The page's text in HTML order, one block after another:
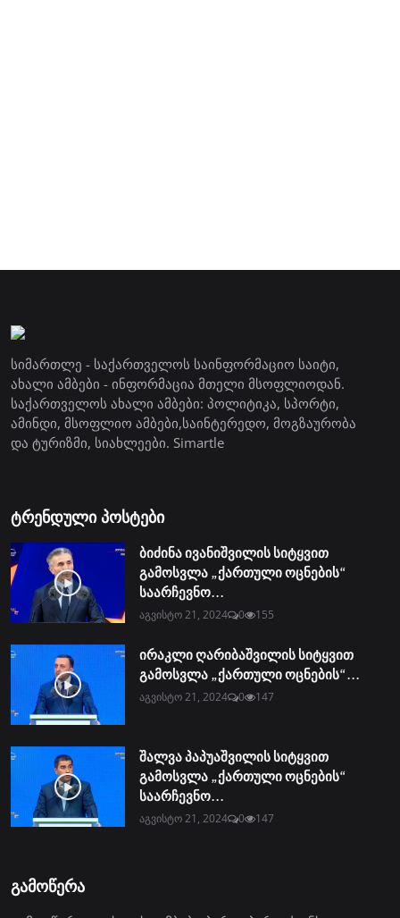
სიმართლე - საქართველოს საინფორმაციო საიტი,
ახალი ამბები - ინფორმაცია მთელი მსოფლიოდან.
საქართველოს ახალი ამბები: პოლიტიკა, სპორტი,
ამინდი, მსოფლიო ამბები,საინტერედო, მოგზაურობა
და ტურიზმი, სიახლეები. Simartle
ტრენდული პოსტები
ბიძინა ივანიშვილის სიტყვით
გამოსვლა „ქართული ოცნების“
საარჩევნო...
აგვისტო 21, 2024 0 155
ირაკლი ღარიბაშვილის სიტყვით
გამოსვლა „ქართული ოცნების“...
აგვისტო 21, 2024 0 147
შალვა პაპუაშვილის სიტყვით
გამოსვლა „ქართული ოცნების“
საარჩევნო...
აგვისტო 21, 2024 0 147
გამოწერა